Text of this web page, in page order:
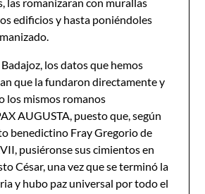
edificios y hasta poniéndoles
los datos que hemos
que la fundaron directamente y
los mismos romanos
AUGUSTA, puesto que, según
benedictino Fray Gregorio de
pusiéronse sus cimientos en
César, una vez que se terminó la
y hubo paz universal por todo el